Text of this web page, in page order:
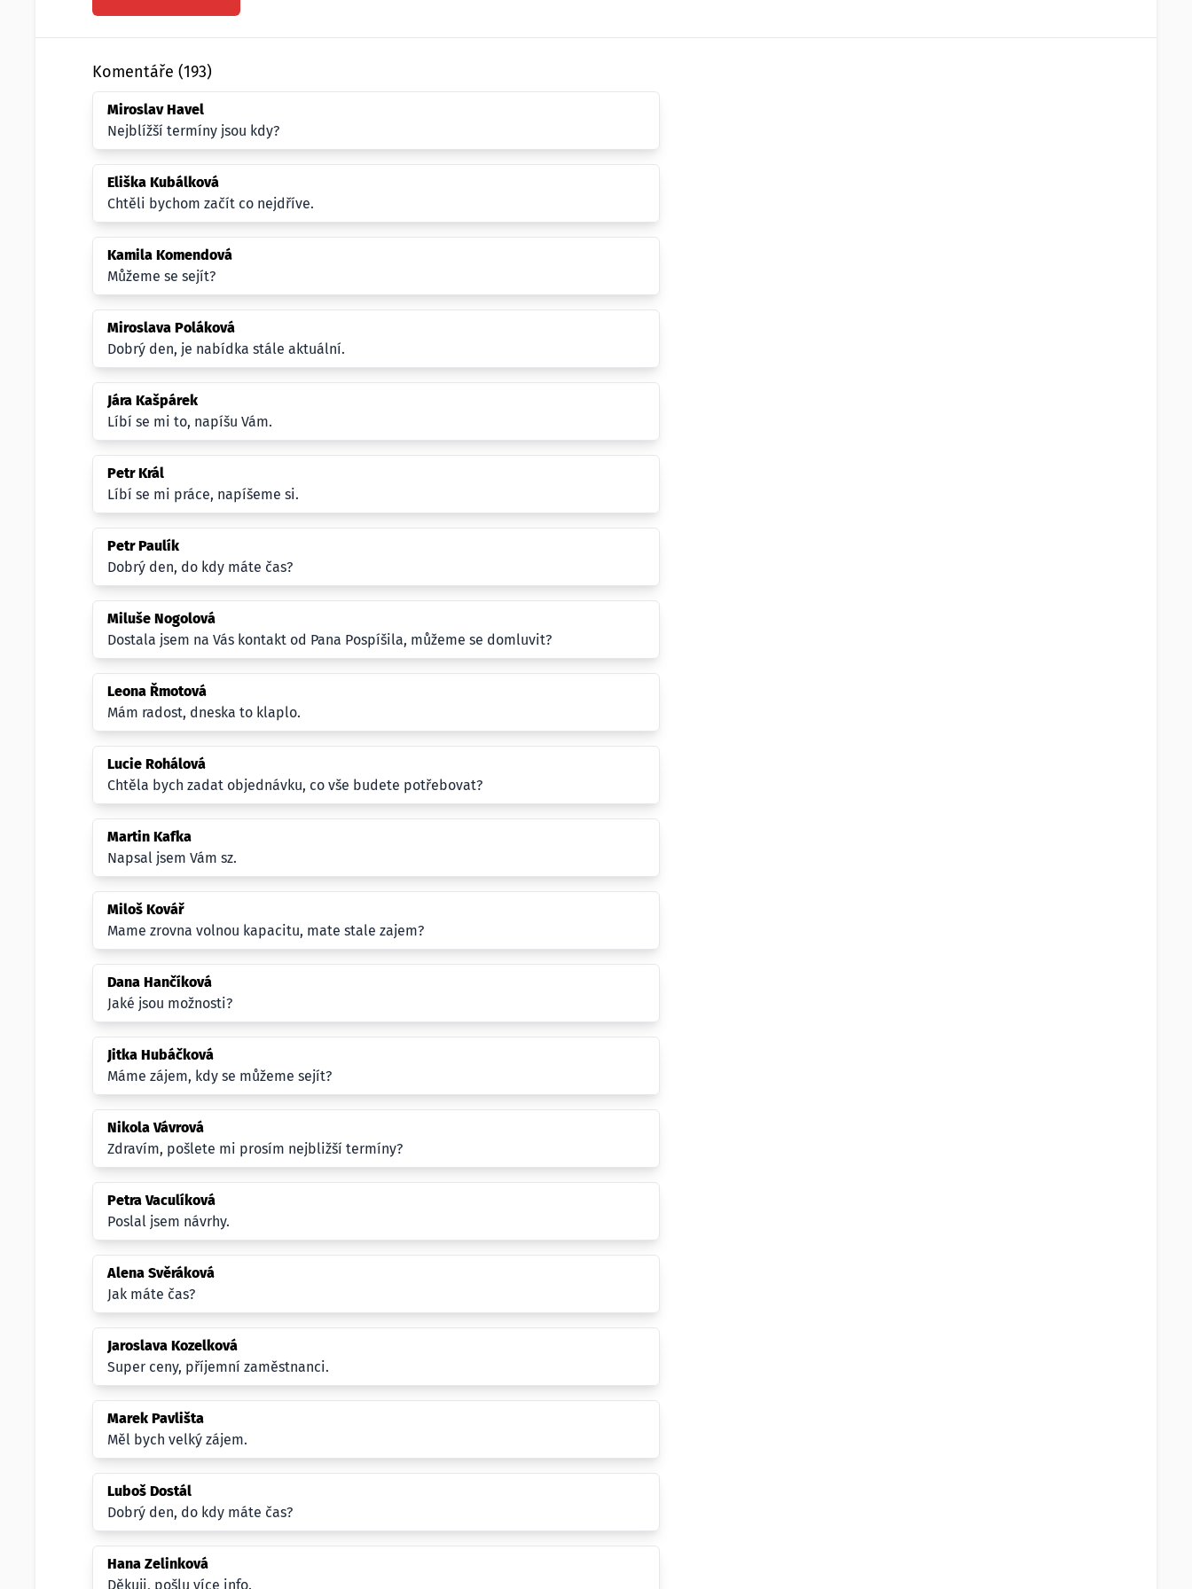
Komentáře (193)
Miroslav Havel
Nejblížší termíny jsou kdy?
Eliška Kubálková
Chtěli bychom začít co nejdříve.
Kamila Komendová
Můžeme se sejít?
Miroslava Poláková
Dobrý den, je nabídka stále aktuální.
Jára Kašpárek
Líbí se mi to, napíšu Vám.
Petr Král
Líbí se mi práce, napíšeme si.
Petr Paulík
Dobrý den, do kdy máte čas?
Miluše Nogolová
Dostala jsem na Vás kontakt od Pana Pospíšila, můžeme se domluvit?
Leona Řmotová
Mám radost, dneska to klaplo.
Lucie Rohálová
Chtěla bych zadat objednávku, co vše budete potřebovat?
Martin Kafka
Napsal jsem Vám sz.
Miloš Kovář
Mame zrovna volnou kapacitu, mate stale zajem?
Dana Hančíková
Jaké jsou možnosti?
Jitka Hubáčková
Máme zájem, kdy se můžeme sejít?
Nikola Vávrová
Zdravím, pošlete mi prosím nejbližší termíny?
Petra Vaculíková
Poslal jsem návrhy.
Alena Svěráková
Jak máte čas?
Jaroslava Kozelková
Super ceny, příjemní zaměstnanci.
Marek Pavlišta
Měl bych velký zájem.
Luboš Dostál
Dobrý den, do kdy máte čas?
Hana Zelinková
Děkuji, pošlu více info.